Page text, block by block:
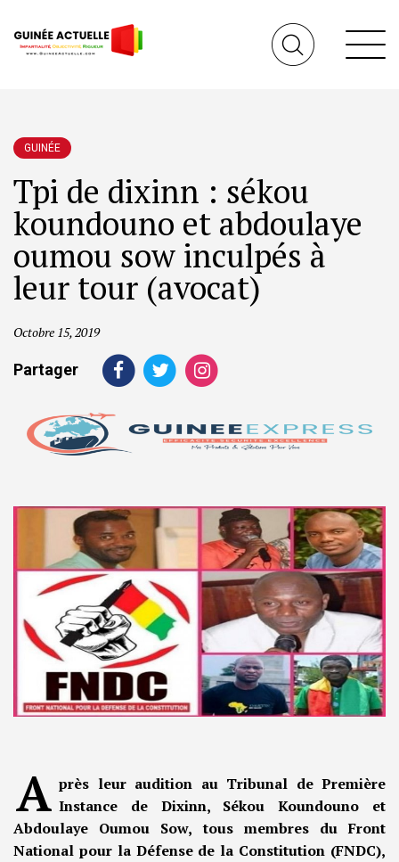
GUINÉE
Tpi de dixinn : sékou
koundouno et abdoulaye
oumou sow inculpés à
leur tour (avocat)
Octobre 15, 2019
Partager
A près leur audition au Tribunal de Première
Instance de Dixinn, Sékou Koundouno et
Abdoulaye Oumou Sow, tous membres du Front
National pour la Défense de la Constitution (FNDC),